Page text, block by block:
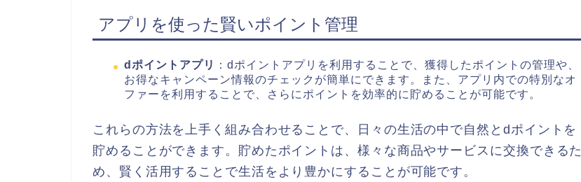
アプリを使った賢いポイント管理
dポイントアプリ
：dポイントアプリを利用することで、獲得したポイントの管理や、
お得なキャンペーン情報のチェックが簡単にできます。また、アプリ内での特別なオ
ファーを利用することで、さらにポイントを効率的に貯めることが可能です。
これらの方法を上手く組み合わせることで、日々の生活の中で自然とdポイントを
貯めることができます。貯めたポイントは、様々な商品やサービスに交換できるた
め、賢く活用することで生活をより豊かにすることが可能です。